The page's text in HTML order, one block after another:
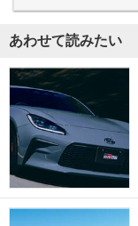
あわせて読みたい